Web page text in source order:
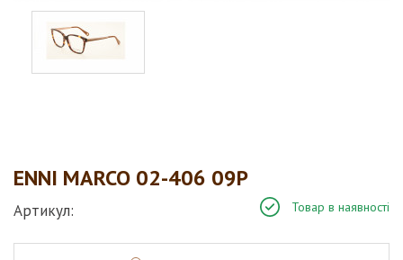
ENNI MARCO 02-406 09Р
Артикул: Товар в наявності